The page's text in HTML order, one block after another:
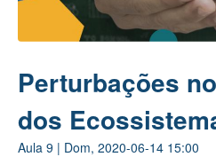
Perturbações
dos
Aula 9 | Dom, 2020-06-14 15:00